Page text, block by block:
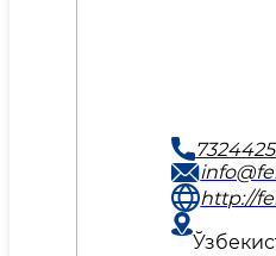
http://